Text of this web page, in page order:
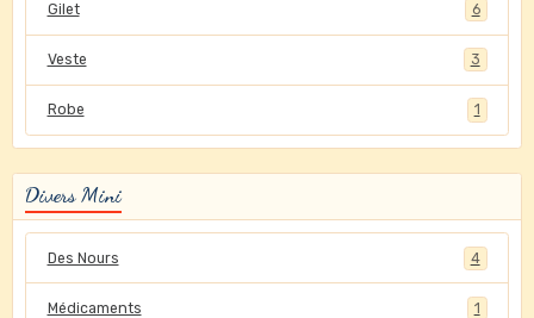
Gilet 6
Veste 3
Robe 1
Divers Mini
Des Nours 4
Médicaments 1